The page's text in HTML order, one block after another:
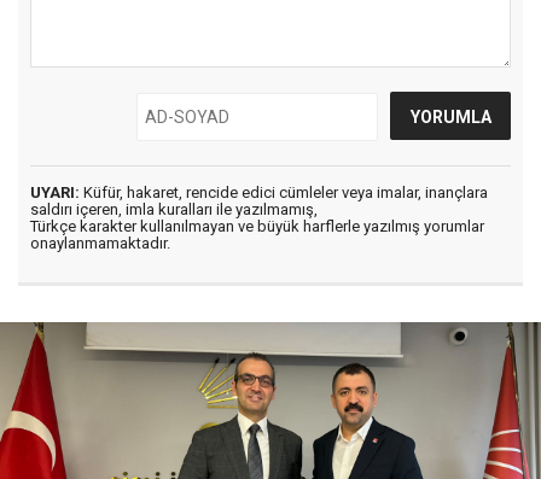
UYARI: Küfür, hakaret, rencide edici cümleler veya imalar, inançlara
saldırı içeren, imla kuralları ile yazılmamış,
Türkçe karakter kullanılmayan ve büyük harflerle yazılmış yorumlar
onaylanmamaktadır.